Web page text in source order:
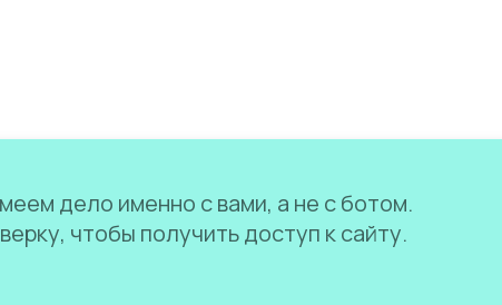
дело именно с вами, а не с ботом.
чтобы получить доступ к сайту.